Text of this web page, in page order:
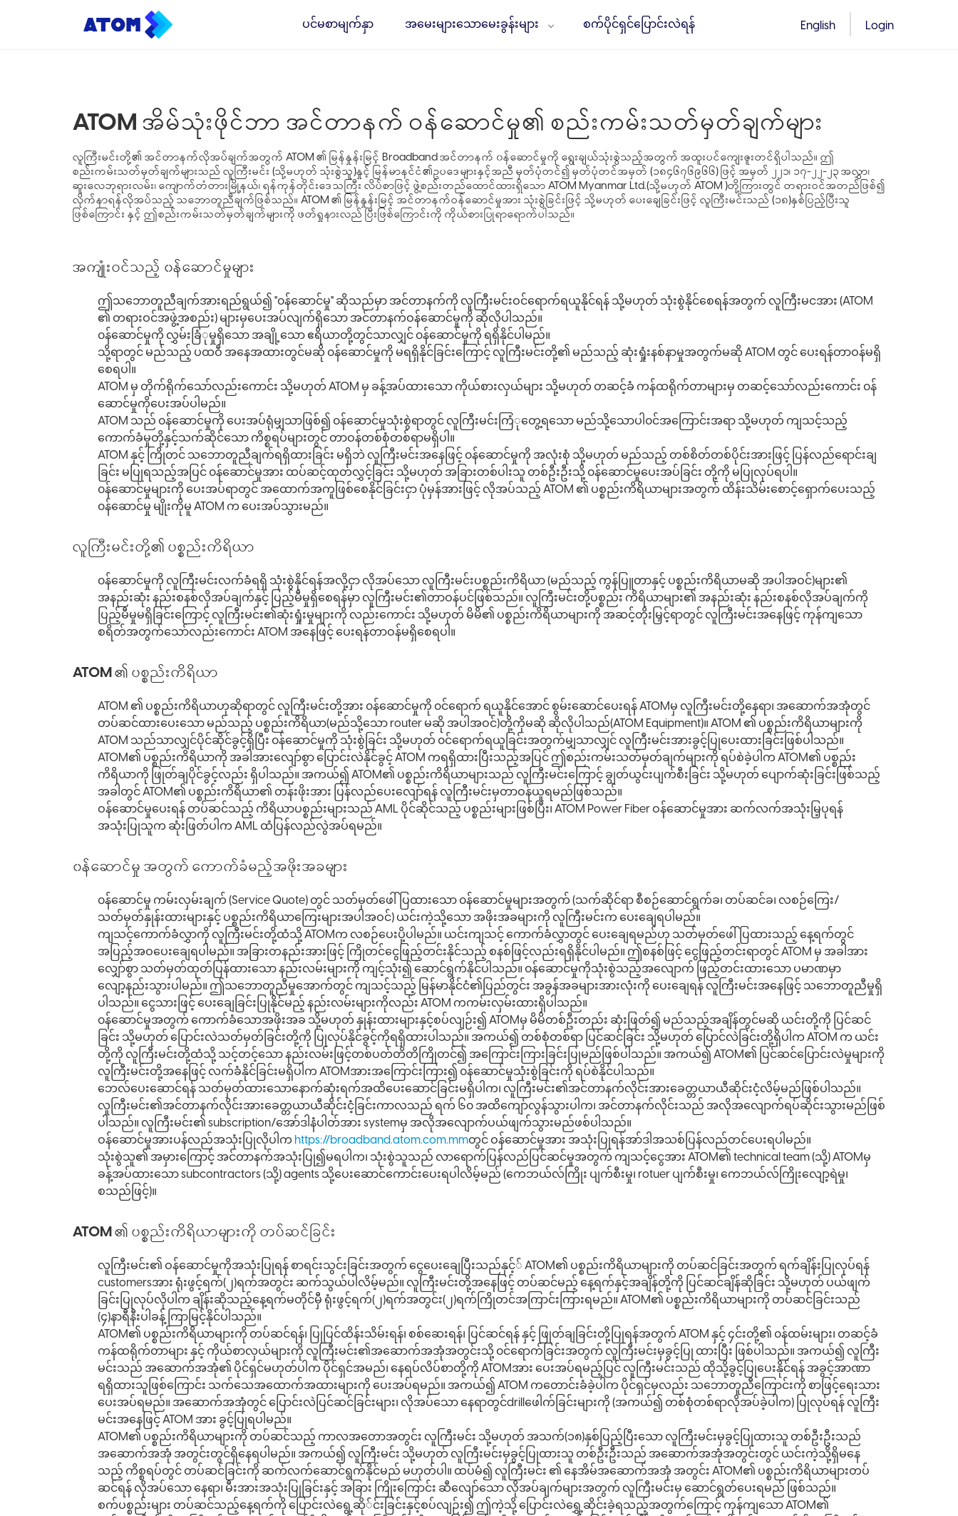
ပင်မစာမျက်နှာ အမေးများသောမေးခွန်းများ စက်ပိုင်ရှင်ပြောင်းလဲရန် English Login
ATOM အိမ်သုံးဖိုင်ဘာ အင်တာနက် ဝန်ဆောင်မှု၏ စည်းကမ်းသတ်မှတ်ချက်များ
လူကြီးမင်းတို့၏ အင်တာနက်လိုအပ်ချက်အတွက် ATOM ၏ မြန်နှုန်းမြင့် Broadband အင်တာနက် ၀န်ဆောင်မှုကို ရွေးချယ်သုံးစွဲသည့်အတွက် အထူးပင်ကျေးဇူးတင်ရှိပါသည်။ ဤ
စည်းကမ်းသတ်မှတ်ချက်များသည် လူကြီးမင်း (သို့မဟုတ် သုံးစွဲသူ)နှုင့် မြန်မာနင်ငံ၏ဥပဒေများနှင့်အညီ မှတ်ပုံတင်၍ မှတ်ပုံတင်အမှတ် (၁၈၄၆၇၆၉၆၆) ဖြင့် အမှတ် ၂၂၁၊ ၁၇-၂၂-၂၃ အလွှာ၊
ဆူးလေဘုရားလမ်း၊ ကျောက်တံတားမြို့နယ်၊ ရန်ကုန်တိုင်းဒေသကြီး လိပ်စာဖြင့် ဖွဲ့စည်းတည်ထောင်ထားရှိသော ATOM Myanmar Ltd.(သို့မဟုတ် ATOM )တို့ကြားတွင် တရားဝင်အတည်ဖြစ်၍
လိုက်နာရန်လိုအပ်သည့် သဘောတူညီချက်ဖြစ်သည်။ ATOM ၏ မြန်နှုန်းမြင့် အင်တာနက်ဝန်ဆောင်မှုအား သုံးစွဲခြင်းဖြင့် သို့မဟုတ် ပေးချေခြင်းဖြင့် လူကြီးမင်းသည် (၁၈)နှစ်ပြည့်ပြီးသူ
ဖြစ်ကြောင်း နှင့် ဤစည်းကမ်းသတ်မှတ်ချက်များကို ဖတ်ရှုနားလည် ပြီးဖြစ်ကြောင်းကို ကိုယ်စားပြုရာရောက်ပါသည်။
အကျုံးဝင်သည့် ၀န်ဆောင်မှုများ
ဤသဘောတူညီချက်အားရည်ရွယ်၍ "၀န်ဆောင်မှု" ဆိုသည်မှာ အင်တာနက်ကို လူကြီးမင်းဝင်ရောက်ရယူနိုင်ရန် သို့မဟုတ် သုံးစွဲနိုင်စေရန်အတွက် လူကြီးမငအား (ATOM
၏ တရားဝင်အဖွဲ့အစည်း) များမှပေးအပ်လျက်ရှိသော အင်တာနက်ဝန်ဆောင်မှုကို ဆိုလိုပါသည်။
၀န်ဆောင်မှုကို လွှမ်းခြံုမှုရှိသော အချို့သော ဧရိယာတို့တွင်သာလျှင် ၀န်ဆောင်မှုကို ရရှိနိုင်ပါမည်။
သို့ရာတွင် မည်သည့် ပထဝီ အနေအထားတွင်မဆို ၀န်ဆောင်မှုကို မရရှိနိုင်ခြင်းကြောင့် လူကြီးမင်းတို့၏ မည်သည့် ဆုံးရှုံးနစ်နာမှုအတွက်မဆို ATOM တွင် ပေးရန်တာဝန်မရှိ
စေရပါ။
ATOM မှ တိုက်ရိုက်သော်လည်းကောင်း သို့မဟုတ် ATOM မှ ခန့်အပ်ထားသော ကိုယ်စားလှယ်များ သို့မဟုတ် တဆင့်ခံ ကန်ထရိုက်တာများမှ တဆင့်သော်လည်းကောင်း ၀န်
ဆောင်မှုကိုပေးအပ်ပါမည်။
ATOM သည် ၀န်ဆောင်မှုကို ပေးအပ်ရုံမျှသာဖြစ်၍ ၀န်ဆောင်မှုသုံးစွဲရာတွင် လူကြီးမင်းကြံုတွေ့ရသော မည်သို့သောပါ၀င်အကြောင်းအရာ သို့မဟုတ် ကျသင့်သည့်
ကောက်ခံမှုတို့နှင့်သက်ဆိုင်သော ကိစ္စရပ်များတွင် တာဝန်တစ်စုံတစ်ရာမရှိပါ။
ATOM နှင့် ကြိုတင် သဘောတူညီချက်ရရှိထားခြင်း မရှိဘဲ လူကြီးမင်းအနေဖြင့် ၀န်ဆောင်မှုကို အလုံးစုံ သို့မဟုတ် မည်သည့် တစ်စိတ်တစ်ပိုင်းအားဖြင့် ပြန်လည်ရောင်းချ
ခြင်း မပြုရသည့်အပြင် ၀န်ဆောင်မှုအား ထပ်ဆင့်ထုတ်လွှင့်ခြင်း သို့မဟုတ် အခြားတစ်ပါးသူ တစ်ဦးဦးသို့ ၀န်ဆောင်မှုပေးအပ်ခြင်း တို့ကို မပြုလုပ်ရပါ။
၀န်ဆောင်မှုများကို ပေးအပ်ရာတွင် အထောက်အကူဖြစ်စေနိုင်ခြင်းငှာ ပုံမှန်အားဖြင့် လိုအပ်သည့် ATOM ၏ ပစ္စည်းကိရိယာများအတွက် ထိန်းသိမ်းစောင့်ရှောက်ပေးသည့်
၀န်ဆောင်မှု မျိုးကိုမူ ATOM က ပေးအပ်သွားမည်။
လူကြီးမင်းတို့၏ ပစ္စည်းကိရိယာ
၀န်ဆောင်မှုကို လူကြီးမင်းလက်ခံရရှိ သုံးစွဲနိုင်ရန်အလို့ငှာ လိုအပ်သော လူကြီးမင်းပစ္စည်းကိရိယာ (မည်သည့် ကွန်ပြူတာနှင့် ပစ္စည်းကိရိယာမဆို အပါအဝင်)များ၏
အနည်းဆုံး နည်းစနစ်လိုအပ်ချက်နှင့် ပြည့်မီမှုရှိစေရန်မှာ လူကြီးမင်း၏တာဝန်ပင်ဖြစ်သည်။ လူကြီးမင်းတို့ပစ္စည်း ကိရိယာများ၏ အနည်းဆုံး နည်းစနစ်လိုအပ်ချက်ကို
ပြည့်မီမှုမရှိခြင်းကြောင့် လူကြီးမင်း၏ဆုံးရှုံးမှုများကို လည်းကောင်း သို့မဟုတ် မိမိ၏ ပစ္စည်းကိရိယာများကို အဆင့်တိုးမြှင့်ရာတွင် လူကြီးမင်းအနေဖြင့် ကုန်ကျသော
စရိတ်အတွက်သော်လည်းကောင်း ATOM အနေဖြင့် ပေးရန်တာဝန်မရှိစေရပါ။
ATOM ၏ ပစ္စည်းကိရိယာ
ATOM ၏ ပစ္စည်းကိရိယာဟုဆိုရာတွင် လူကြီးမင်းတို့အား ၀န်ဆောင်မှုကို ၀င်ရောက် ရယူနိုင်အောင် စွမ်းဆောင်ပေးရန် ATOMမှ လူကြီးမင်းတို့နေရာ၊ အဆောက်အအုံတွင်
တပ်ဆင်ထားပေးသော မည်သည့် ပစ္စည်းကိရိယာ(မည်သို့သော router မဆို အပါအဝင်)တို့ကိုမဆို ဆိုလိုပါသည်(ATOM Equipment)။ ATOM ၏ ပစ္စည်းကိရိယာများကို
ATOM သည်သာလျှင်ပိုင်ဆိုင်ခွင့်ရှိပြီး ၀န်ဆောင်မှုကို သုံးစွဲခြင်း သို့မဟုတ် ၀င်ရောက်ရယူခြင်းအတွက်မျှသာလျှင် လူကြီးမင်းအားခွင့်ပြုပေးထားခြင်းဖြစ်ပါသည်။
ATOM၏ ပစ္စည်းကိရိယာကို အခါအားလျော်စွာ ပြောင်းလဲနိုင်ခွင့် ATOM ကရရှိထားပြီးသည့်အပြင် ဤစည်းကမ်းသတ်မှတ်ချက်များကို ရပ်စဲခဲ့ပါက ATOM၏ ပစ္စည်း
ကိရိယာကို ဖြုတ်ချပိုင်ခွင့်လည်း ရှိပါသည်။ အကယ်၍ ATOM၏ ပစ္စည်းကိရိယာများသည် လူကြီးမင်းကြောင့် ချွတ်ယွင်းပျက်စီးခြင်း သို့မဟုတ် ပျောက်ဆုံးခြင်းဖြစ်သည့်
အခါတွင် ATOM၏ ပစ္စည်းကိရိယာ၏ တန်းဖိုးအား ပြန်လည်ပေးလျော်ရန် လူကြီးမင်းမှတာဝန်ယူရမည်ဖြစ်သည်။
ဝန်ဆောင်မှုပေးရန် တပ်ဆင်သည့် ကိရိယာပစ္စည်းများသည် AML ပိုင်ဆိုင်သည့် ပစ္စည်းများဖြစ်ပြီး၊ ATOM Power Fiber ဝန်ဆောင်မှုအား ဆက်လက်အသုံးမြ့ပုရန်
အသုံးပြုသူက ဆုံးဖြတ်ပါက AML ထံပြန်လည်လွဲအပ်ရမည်။
၀န်ဆောင်မှု အတွက် ကောက်ခံမည့်အဖိုးအခများ
၀န်ဆောင်မှု ကမ်းလှမ်းချက် (Service Quote) တွင် သတ်မှတ်ဖေါ်ပြထားသော ၀န်ဆောင်မှုများအတွက် (သက်ဆိုင်ရာ စီစဉ်ဆောင်ရွက်ခ၊ တပ်ဆင်ခ၊ လစဉ်ကြေး/
သတ်မှတ်နှုန်းထားများနှင့် ပစ္စည်းကိရိယာကြေးများအပါအဝင်) ယင်းကဲ့သို့သော အဖိုးအခများကို လူကြီးမင်းက ပေးချေရပါမည်။
ကျသင့်ကောက်ခံလွှာကို လူကြီးမင်းတို့ထံသို့ ATOMက လစဉ်ပေးပို့ပါမည်။ ယင်းကျသင့် ကောက်ခံလွှာတွင် ပေးချေရမည်ဟု သတ်မှတ်ဖေါ်ပြထားသည့် နေ့ရက်တွင်
အပြည့်အဝပေးချေရပါမည်။ အခြားတနည်းအားဖြင့် ကြိုတင်ငွေဖြည့်တင်းနိုင်သည့် စနစ်ဖြင့်လည်းရရှိနိုင်ပါမည်။ ဤစနစ်ဖြင့် ငွေဖြည့်တင်းရာတွင် ATOM မှ အခါအား
လျှော်စွာ သတ်မှတ်ထုတ်ပြန်ထားသော နည်းလမ်းများကို ကျင့်သုံး၍ ဆောင်ရွက်နိုင်ပါသည်။ ၀န်ဆောင်မှုကိုသုံးစွဲသည့်အလျောက် ဖြည့်တင်းထားသော ပမာဏမှာ
လျော့နည်းသွားပါမည်။ ဤသဘောတူညီမှုအောက်တွင် ကျသင့်သည့် မြန်မာနိုင်ငံ၏ပြည်တွင်း အခွန်အခများအားလုံးကို ပေးချေရန် လူကြီးမင်းအနေဖြင့် သဘောတူညီမှုရှိ
ပါသည်။ ငွေသားဖြင့် ပေးချေခြင်းပြုနိုင်မည့် နည်းလမ်းများကိုလည်း ATOM ကကမ်းလှမ်းထားရှိပါသည်။
၀န်ဆောင်မှုအတွက် ကောက်ခံသောအဖိုးအခ သို့မဟုတ် နှုန်းထားများနှင့်စပ်လျဉ်း၍ ATOMမှ မိမိတစ်ဦးတည်း ဆုံးဖြတ်၍ မည်သည့်အချိန်တွင်မဆို ယင်းတို့ကို ပြင်ဆင်
ခြင်း သို့မဟုတ် ပြောင်းလဲသတ်မှတ်ခြင်းတို့ကို ပြုလုပ်နိုင်ခွင့်ကိုရရှိထားပါသည်။ အကယ်၍ တစ်စုံတစ်ရာ ပြင်ဆင်ခြင်း သို့မဟုတ် ပြောင်လဲခြင်းတို့ရှိပါက ATOM က ယင်း
တို့ကို လူကြီးမင်းတို့ထံသို့ သင့်တင့်သော နည်းလမ်းဖြင့်တစ်ပတ်တိတိကြိုတင်၍ အကြောင်းကြားခြင်းပြုမည်ဖြစ်ပါသည်။ အကယ်၍ ATOM၏ ပြင်ဆင်ပြောင်းလဲမှုများကို
လူကြီးမင်းတို့အနေဖြင့် လက်ခံနိုင်ခြင်းမရှိပါက ATOMအားအကြောင်းကြား၍ ၀န်ဆောင်မှုသုံးစွဲခြင်းကို ရပ်စဲနိုင်ပါသည်။
ဘေလ်ပေးဆောင်ရန် သတ်မှတ်ထားသောနောက်ဆုံးရက်အထိပေးဆောင်ခြင်းမရှိပါက၊ လူကြီးမင်း၏အင်တာနက်လိုင်းအားခေတ္တယာယီဆိုင်းငံ့လိမ့်မည်ဖြစ်ပါသည်။
လူကြီးမင်း၏အင်တာနက်လိုင်းအားခေတ္တယာယီဆိုင်းငံ့ခြင်းကာလသည် ရက် ၆၀ အထိကျော်လွန်သွားပါက၊ အင်တာနက်လိုင်းသည် အလိုအလျောက်ရပ်ဆိုင်းသွားမည်ဖြစ်
ပါသည်။ လူကြီးမင်း၏ subscription/အော်ဒါနံပါတ်အား systemမှ အလိုအလျောက်ပယ်ဖျက်သွားမည်ဖစ်ပါသည်။
ဝန်ဆောင်မှုအားပန်လည်အသုံးပြုလိုပါက https://broadband.atom.com.mmတွင် ဝန်ဆောင်မှုအား အသုံးပြုရန်အာ်ဒါအသစ်ပြန်လည်တင်ပေးရပါမည်။
သုံးစွဲသူ၏ အမှားကြောင့် အင်တာနက်အသုံးပြု၍မရပါက၊ သုံးစွဲသူသည် လာရောက်ပြန်လည်ပြင်ဆင်မှုအတွက် ကျသင့်ငွေအား ATOM၏ technical team (သို့) ATOMမှ
ခန့်အပ်ထားသော subcontractors (သို့) agents သို့ပေးဆောင်ကောင်းပေးရပါလိမ့်မည် (ကေဘယ်လ်ကြိုး ပျက်စီးမှု၊ rotuer ပျက်စီးမှု၊ ကေဘယ်လ်ကြိုးလျော့ရဲမှု၊
စသည်ဖြင့်)။
ATOM ၏ ပစ္စည်းကိရိယာများကို တပ်ဆင်ခြင်း
လူကြီးမင်း၏ ဝန်ဆောင်မှုကိုအသုံးပြုရန် စာရင်းသွင်းခြင်းအတွက် ငွေပေးချေပြီးသည်နှင့်် ATOM၏ ပစ္စည်းကိရိယာများကို တပ်ဆင်ခြင်းအတွက် ရက်ချိန်းပြုလုပ်ရန်
customersအား ရုံးဖွင့်ရက်(၂)ရက်အတွင်း ဆက်သွယ်ပါလိမ့်မည်။ လူကြီးမင်းတို့အနေဖြင့် တပ်ဆင်မည့် နေ့ရက်နှင့်အချိန်တို့ကို ပြင်ဆင်ချိန်ဆိုခြင်း သို့မဟုတ် ပယ်ဖျက်
ခြင်းပြုလုပ်လိုပါက ချိန်းဆိုသည့်နေ့ရက်မတိုင်မှီ ရုံးဖွင့်ရက်(၂)ရက်အတွင်း(၂)ရက်ကြိုတင်အကြာင်းကြားရမည်။ ATOM၏ ပစ္စည်းကိရိယာများကို တပ်ဆင်ခြင်းသည်
(၄)နာရီနီးပါခန့် ကြာမြင့်နိုင်ပါသည်။
ATOM၏ ပစ္စည်းကိရိယာများကို တပ်ဆင်ရန်၊ ပြုပြင်ထိန်းသိမ်းရန်၊ စစ်ဆေးရန်၊ ပြင်ဆင်ရန် နှင့် ဖြုတ်ချခြင်းတို့ပြုရန်အတွက် ATOM နှင့် ၄င်းတို့၏ ၀န်ထမ်းများ၊ တဆင့်ခံ
ကန်ထရိုက်တာများ နှင့် ကိုယ်စာလှယ်များကို လူကြီးမင်း၏အဆောက်အအုံအတွင်းသို့ ၀င်ရောက်ခြင်းအတွက် လူကြီးမင်းမှခွင့်ပြု ထားပြီး ဖြစ်ပါသည်။ အကယ်၍ လူကြီး
မင်းသည် အဆောက်အအုံ၏ ပိုင်ရှင်မဟုတ်ပါက ပိုင်ရှင်အမည်၊ နေရပ်လိပ်စာတို့ကို ATOMအား ပေးအပ်ရမည့်ပြင် လူကြီးမင်းသည် ထိုသို့ခွင့်ပြုပေးနိုင်ရန် အခွင့်အာဏာ
ရရှိထားသူဖြစ်ကြောင်း သက်သေအထောက်အထားများကို ပေးအပ်ရမည်။ အကယ်၍ ATOM ကတောင်းခံခဲ့ပါက ပိုင်ရှင်မှလည်း သဘောတူညီကြောင်းကို စာဖြင့်ရေးသား
ပေးအပ်ရမည်။ အဆောက်အအုံတွင် ပြောင်းလဲပြင်ဆင်ခြင်းများ၊ လိုအပ်သော နေရာတွင်drillဖေါက်ခြင်းများကို (အကယ်၍ တစ်စုံတစ်ရာလိုအပ်ခဲ့ပါက) ပြုလုပ်ရန် လူကြီး
မင်းအနေဖြင့် ATOM အား ခွင့်ပြုရပါမည်။
ATOM၏ ပစ္စည်းကိရိယာများကို တပ်ဆင်သည့် ကာလအတောအတွင်း လူကြီးမင်း သို့မဟုတ် အသက်(၁၈)နှစ်ပြည့်ပြီးသော လူကြီးမင်းမှခွင့်ပြုထားသူ တစ်ဦးဦးသည်
အဆောက်အအုံ အတွင်းတွင်ရှိနေရပါမည်။ အကယ်၍ လူကြီးမင်း သို့မဟုတ် လူကြီးမင်းမှခွင့်ပြုထားသူ တစ်ဦးဦးသည် အဆောက်အအုံအတွင်းတွင် ယင်းကဲ့သို့ရှိမနေ
သည့် ကိစ္စရပ်တွင် တပ်ဆင်ခြင်းကို ဆက်လက်ဆောင်ရွက်နိုင်မည် မဟုတ်ပါ။ ထပ်မံ၍ လူကြီးမင်း ၏ နေအိမ်အဆောက်အအုံ အတွင်း ATOM၏ ပစ္စည်းကိရိယာများတပ်
ဆင်ရန် လိုအပ်သော နေရာ၊ မီးအားအသုံးပြုခြင်းနှင့် အခြား ကြိုးကြောင်း ဆီလျော်သော လိုအပ်ချက်များအတွက် လူကြီးမင်းမှ ဆောင်ရွတ်ပေးရမည် ဖြစ်သည်။
စက်ပစ္စည်းများ တပ်ဆင်သည့်နေ့ရက်ကို ပြောင်းလဲရွေ့ဆို်င်းခြင်းနှင့်စပ်လျဉ်း၍ ဤကဲ့သို့ ပြောင်းလဲရွှေ့ဆိုင်းခဲ့ရသည့်အတွက်ကြောင့် ကုန်ကျသော ATOM၏